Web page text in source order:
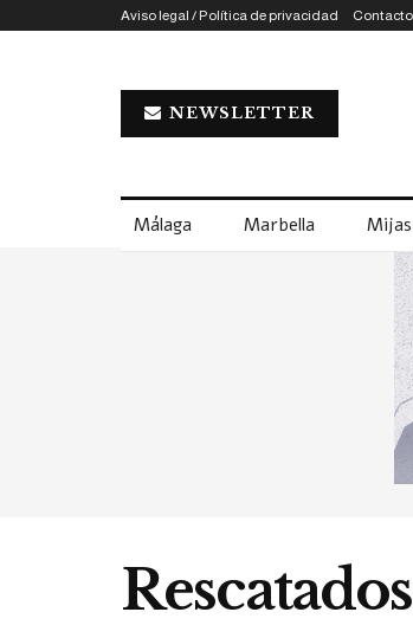
Aviso legal / Política de privacidad Contacto
NEWSLETTER
Málaga Marbella Mijas